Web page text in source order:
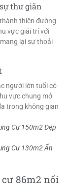
thư giãn
thiên đường
vực giải trí với
lại sự thoải
người lớn tuổi có
vực chung mở
trong không gian
Cư 150m2 Đẹp
Cư 130m2 Ấn
86m2 nổi